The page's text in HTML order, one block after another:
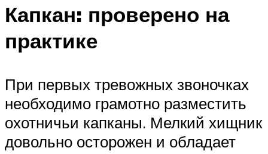
Капкан: проверено на
практике
При первых тревожных звоночках
необходимо грамотно разместить
охотничьи капканы. Мелкий хищник
довольно осторожен и обладает